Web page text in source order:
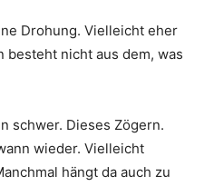
Drohung. Vielleicht eher
besteht nicht aus dem, was
schwer. Dieses Zögern.
wieder. Vielleicht
hängt da auch zu